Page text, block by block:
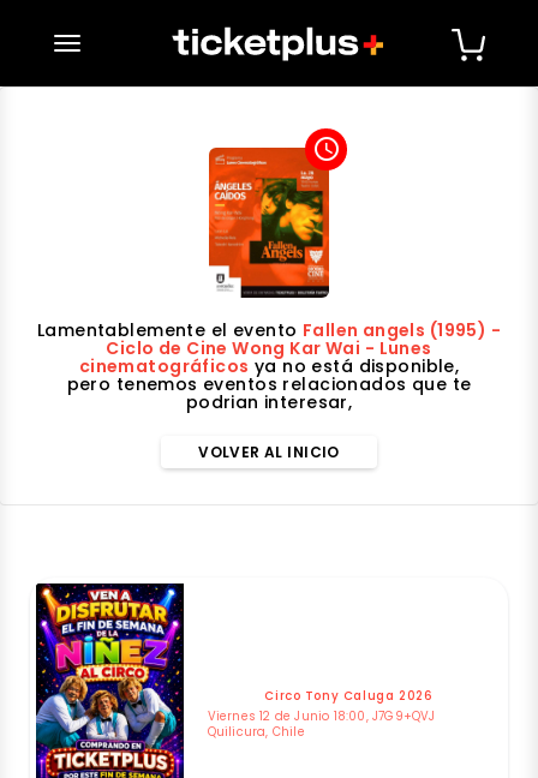
desplegar navegación
access_time
Lamentablemente el evento Fallen angels (1995) -
Ciclo de Cine Wong Kar Wai - Lunes
cinematográficos ya no está disponible,
pero tenemos eventos relacionados que te
podrian interesar,
VOLVER AL INICIO
Circo Tony Caluga 2026
Viernes 12 de Junio 18:00, J7G9+QVJ
Quilicura, Chile